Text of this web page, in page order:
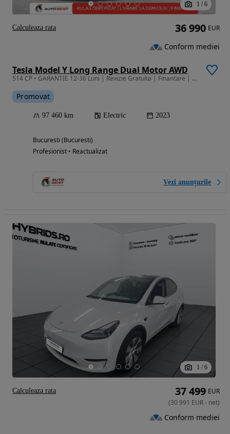
1 / 6
Tesla Model Y Long Range Dual Motor AWD
514 CP • GARANTIE 12-36 Luni | Revizie Gratuita | Finantare | Rulaj Certificat
Promovat
97 460 km Electric 2023
Bucuresti (Bucuresti)
Profesionist • Reactualizat
Vezi anunțurile
36 990 EUR
Conform mediei
Calculeaza rata
1 / 6
37 499 EUR
(30 991 EUR- net)
Conform mediei
Calculeaza rata